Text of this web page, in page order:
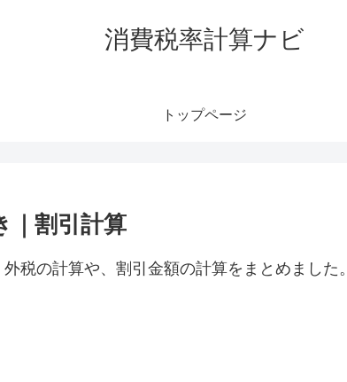
消費税率計算ナビ
トップページ
｜割引計算
税の計算や、割引金額の計算をまとめました。